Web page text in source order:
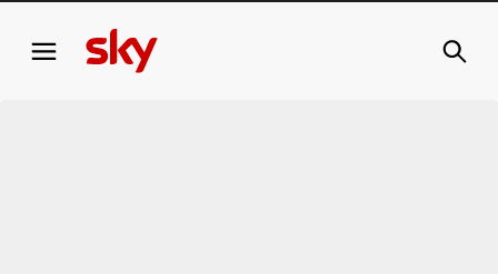
FACTOR